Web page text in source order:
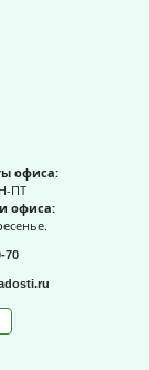
офиса:
ПТ
офиса:
70